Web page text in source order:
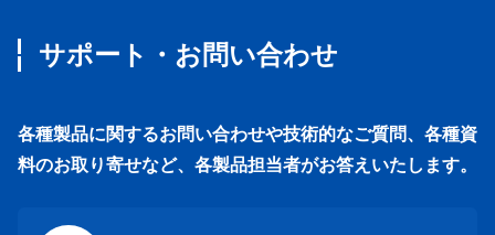
サポート・お問い合わせ
各種製品に関するお問い合わせや技術的なご質問、各種資
料のお取り寄せなど、各製品担当者がお答えいたします。